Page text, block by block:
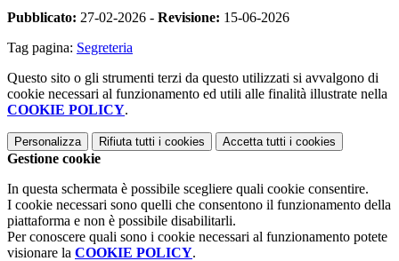
Pubblicato: 27-02-2026 - Revisione: 15-06-2026
Tag pagina: Segreteria
Questo sito o gli strumenti terzi da questo utilizzati si avvalgono di
cookie necessari al funzionamento ed utili alle finalità illustrate nella
COOKIE POLICY.
Personalizza Rifiuta tutti i cookies Accetta tutti i cookies
Gestione cookie
In questa schermata è possibile scegliere quali cookie consentire.
I cookie necessari sono quelli che consentono il funzionamento della
piattaforma e non è possibile disabilitarli.
Per conoscere quali sono i cookie necessari al funzionamento potete
visionare la COOKIE POLICY.